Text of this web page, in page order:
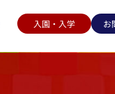
入園・入学 お